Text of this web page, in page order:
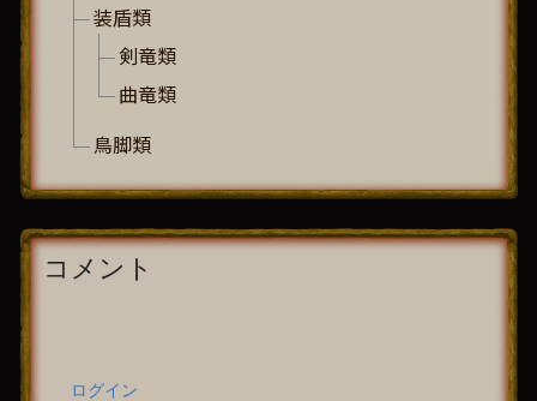
装盾類
剣竜類
曲竜類
鳥脚類
コメント
ログイン